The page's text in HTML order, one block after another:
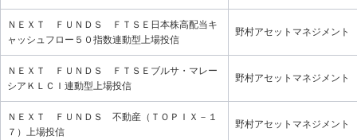
ＮＥＸＴ ＦＵＮＤＳ ＦＴＳＥ日本株高配当キ
ャッシュフロー５０指数連動型上場投信
野村アセットマネジメント
ＮＥＸＴ ＦＵＮＤＳ ＦＴＳＥブルサ・マレー
シアＫＬＣＩ連動型上場投信
野村アセットマネジメント
ＮＥＸＴ ＦＵＮＤＳ 不動産（ＴＯＰＩＸ－１
７）上場投信
野村アセットマネジメント